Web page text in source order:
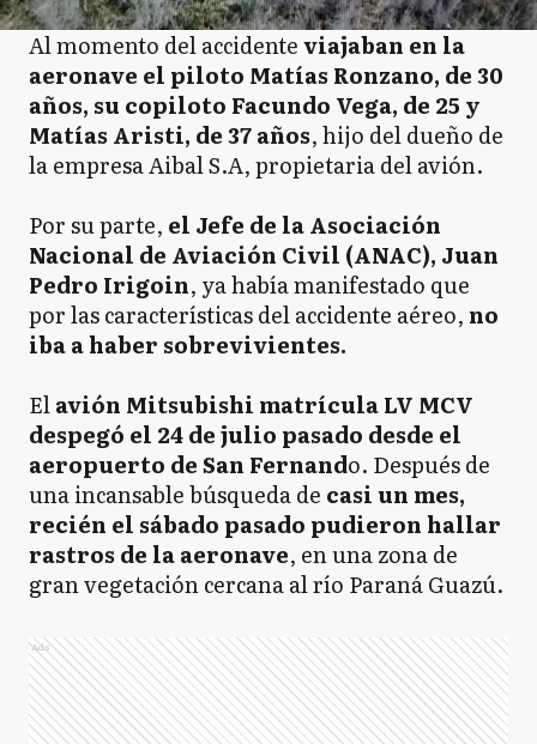
Al momento del accidenteviajaban en la
aeronave el piloto Matías Ronzano, de 30
años, su copiloto Facundo Vega, de 25 y
Matías Aristi, de 37 años, hijo del dueño de
la empresa Aibal S.A, propietaria del avión.
Por su parte, el Jefe de la Asociación
Nacional de Aviación Civil (ANAC), Juan
Pedro Irigoin, ya había manifestado que
por las características del accidente aéreo, no
iba a haber sobrevivientes.
Elavión Mitsubishi matrícula LV MCV
despegó el 24 de julio pasado desde el
aeropuerto de San Fernando. Después de
una incansable búsqueda de casi un mes,
recién el sábado pasado pudieron hallar
rastros de la aeronave, en una zona de
gran vegetación cercana al río Paraná Guazú.
Ads